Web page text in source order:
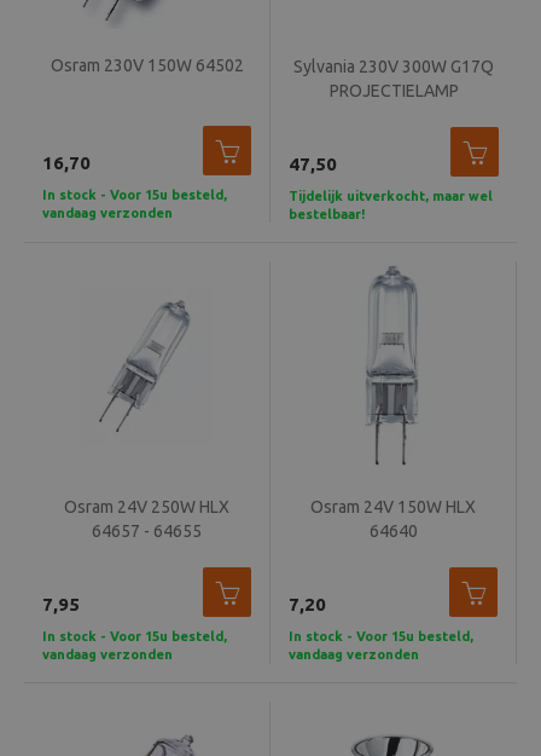
Osram 230V 150W 64502
16,70
In stock - Voor 15u besteld,
vandaag verzonden
Sylvania 230V 300W G17Q
PROJECTIELAMP
47,50
Tijdelijk uitverkocht, maar wel
bestelbaar!
Osram 24V 250W HLX
64657 - 64655
7,95
In stock - Voor 15u besteld,
vandaag verzonden
Osram 24V 150W HLX
64640
7,20
In stock - Voor 15u besteld,
vandaag verzonden